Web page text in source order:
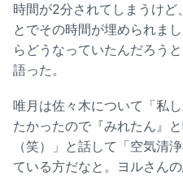
時間が2分されてしまうけど
とでその時間が埋められま
らどうなっていたんだろう
語った。
唯月は佐々木について「私
たかったので『みれたん』
（笑）」と話して「空気清
ている方だなと。ヨルさん